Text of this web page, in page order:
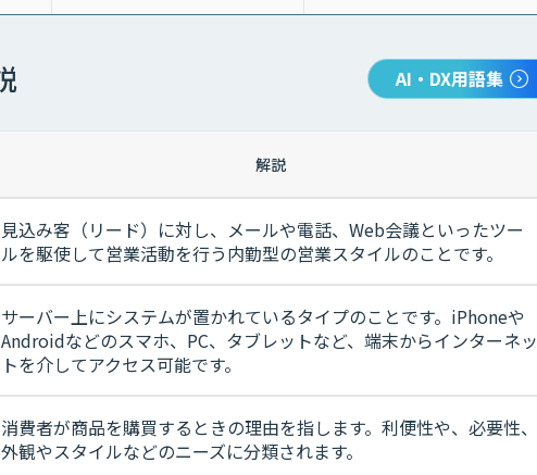
AI・DX用語集
解説
見込み客（リード）に対し、メールや電話、Web会議といったツー
ルを駆使して営業活動を行う内勤型の営業スタイルのことです。
サーバー上にシステムが置かれているタイプのことです。iPhoneや
Androidなどのスマホ、PC、タブレットなど、端末からインターネッ
トを介してアクセス可能です。
消費者が商品を購買するときの理由を指します。利便性や、必要性、
外観やスタイルなどのニーズに分類されます。